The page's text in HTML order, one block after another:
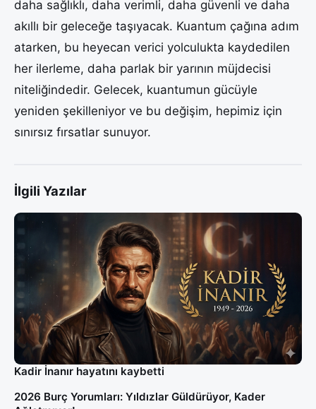
daha sağlıklı, daha verimli, daha güvenli ve daha
akıllı bir geleceğe taşıyacak. Kuantum çağına adım
atarken, bu heyecan verici yolculukta kaydedilen
her ilerleme, daha parlak bir yarının müjdecisi
niteliğindedir. Gelecek, kuantumun gücüyle
yeniden şekilleniyor ve bu değişim, hepimiz için
sınırsız fırsatlar sunuyor.
İlgili Yazılar
Kadir İnanır hayatını kaybetti
2026 Burç Yorumları: Yıldızlar Güldürüyor, Kader